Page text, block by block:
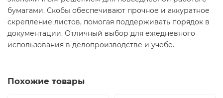
бумагами. Скобы обеспечивают прочное и аккуратное
скрепление листов, помогая поддерживать порядок в
документации. Отличный выбор для ежедневного
использования в делопроизводстве и учебе.
Похожие товары